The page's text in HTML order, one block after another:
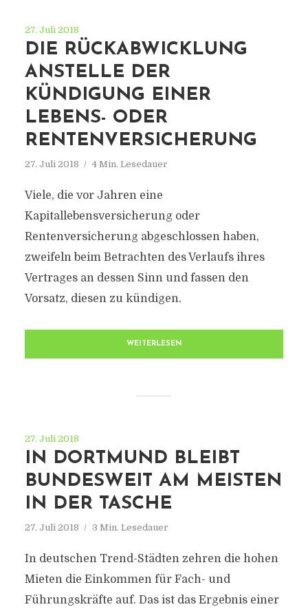
27. Juli 2018
DIE RÜCKABWICKLUNG
ANSTELLE DER
KÜNDIGUNG EINER
LEBENS- ODER
RENTENVERSICHERUNG
27. Juli 2018 4 Min. Lesedauer
Viele, die vor Jahren eine
Kapitallebensversicherung oder
Rentenversicherung abgeschlossen haben,
zweifeln beim Betrachten des Verlaufs ihres
Vertrages an dessen Sinn und fassen den
Vorsatz, diesen zu kündigen.
WEITERLESEN
27. Juli 2018
IN DORTMUND BLEIBT
BUNDESWEIT AM MEISTEN
IN DER TASCHE
27. Juli 2018 3 Min. Lesedauer
In deutschen Trend-Städten zehren die hohen
Mieten die Einkommen für Fach- und
Führungskräfte auf. Das ist das Ergebnis einer